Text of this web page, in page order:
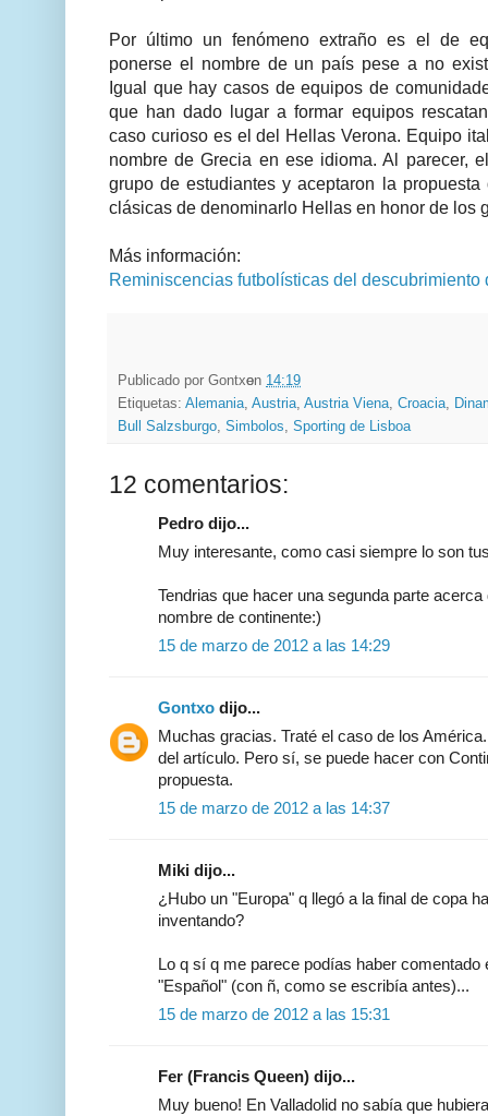
Por último un fenómeno extraño es el de
ponerse el nombre de un país pese a no
Igual que hay casos de equipos de
que han dado lugar a formar equipos
caso curioso es el del Hellas Verona. Equipo
nombre de Grecia en ese idioma. Al parecer,
grupo de estudiantes y aceptaron la
clásicas de denominarlo Hellas en honor de los
Más información:
Reminiscencias futbolísticas del descubrimiento
Publicado por Gontxoen 14:19
Etiquetas: Alemania, Austria, Austria Viena, Croacia,
Bull Salzsburgo, Simbolos, Sporting de Lisboa
12 comentarios:
Pedro dijo...
Muy interesante, como casi siempre lo son
Tendrias que hacer una segunda parte
nombre de continente:)
15 de marzo de 2012 a las 14:29
Gontxo dijo...
Muchas gracias. Traté el caso de los
del artículo. Pero sí, se puede hacer con
propuesta.
15 de marzo de 2012 a las 14:37
Miki dijo...
¿Hubo un "Europa" q llegó a la final de copa
inventando?
Lo q sí q me parece podías haber comentado
"Español" (con ñ, como se escribía antes)...
15 de marzo de 2012 a las 15:31
Fer (Francis Queen) dijo...
Muy bueno! En Valladolid no sabía que